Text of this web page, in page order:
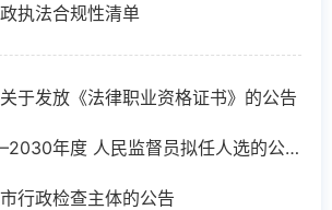
执法合规性清单
于发放《法律职业资格证书》的公告
潜江市2025—2030年度 人民监督员拟任人选的公示
行政检查主体的公告